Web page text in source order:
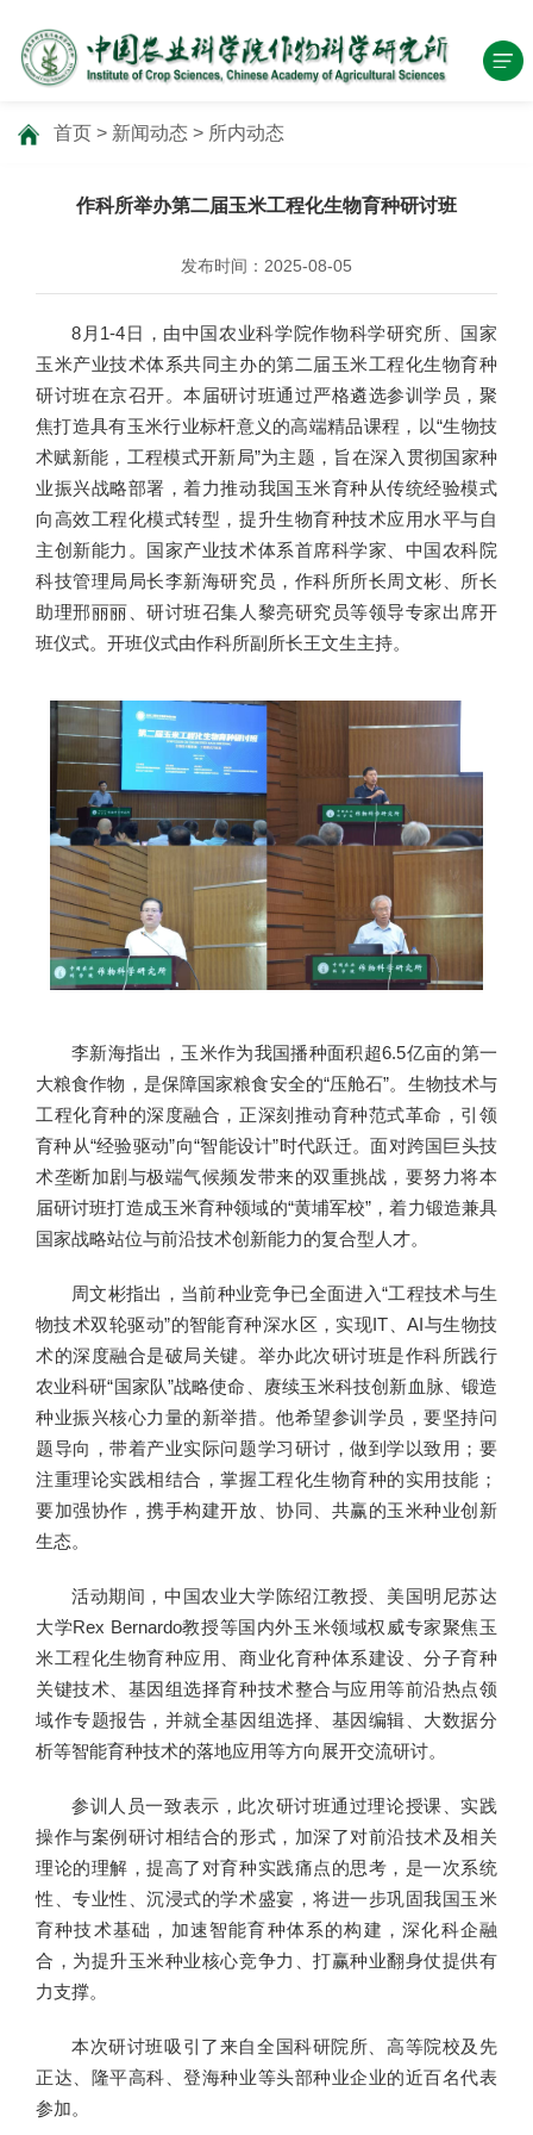
首页 > 新闻动态 > 所内动态
作科所举办第二届玉米工程化生物育种研讨班
发布时间：2025-08-05
8月1-4日，由中国农业科学院作物科学研究所、国家
玉米产业技术体系共同主办的第二届玉米工程化生物育种
研讨班在京召开。本届研讨班通过严格遴选参训学员，聚
焦打造具有玉米行业标杆意义的高端精品课程，以“生物技
术赋新能，工程模式开新局”为主题，旨在深入贯彻国家种
业振兴战略部署，着力推动我国玉米育种从传统经验模式
向高效工程化模式转型，提升生物育种技术应用水平与自
主创新能力。国家产业技术体系首席科学家、中国农科院
科技管理局局长李新海研究员，作科所所长周文彬、所长
助理邢丽丽、研讨班召集人黎亮研究员等领导专家出席开
班仪式。开班仪式由作科所副所长王文生主持。
李新海指出，玉米作为我国播种面积超6.5亿亩的第一
大粮食作物，是保障国家粮食安全的“压舱石”。生物技术与
工程化育种的深度融合，正深刻推动育种范式革命，引领
育种从“经验驱动”向“智能设计”时代跃迁。面对跨国巨头技
术垄断加剧与极端气候频发带来的双重挑战，要努力将本
届研讨班打造成玉米育种领域的“黄埔军校”，着力锻造兼具
国家战略站位与前沿技术创新能力的复合型人才。
周文彬指出，当前种业竞争已全面进入“工程技术与生
物技术双轮驱动”的智能育种深水区，实现IT、AI与生物技
术的深度融合是破局关键。举办此次研讨班是作科所践行
农业科研“国家队”战略使命、赓续玉米科技创新血脉、锻造
种业振兴核心力量的新举措。他希望参训学员，要坚持问
题导向，带着产业实际问题学习研讨，做到学以致用；要
注重理论实践相结合，掌握工程化生物育种的实用技能；
要加强协作，携手构建开放、协同、共赢的玉米种业创新
生态。
活动期间，中国农业大学陈绍江教授、美国明尼苏达
大学Rex Bernardo教授等国内外玉米领域权威专家聚焦玉
米工程化生物育种应用、商业化育种体系建设、分子育种
关键技术、基因组选择育种技术整合与应用等前沿热点领
域作专题报告，并就全基因组选择、基因编辑、大数据分
析等智能育种技术的落地应用等方向展开交流研讨。
参训人员一致表示，此次研讨班通过理论授课、实践
操作与案例研讨相结合的形式，加深了对前沿技术及相关
理论的理解，提高了对育种实践痛点的思考，是一次系统
性、专业性、沉浸式的学术盛宴，将进一步巩固我国玉米
育种技术基础，加速智能育种体系的构建，深化科企融
合，为提升玉米种业核心竞争力、打赢种业翻身仗提供有
力支撑。
本次研讨班吸引了来自全国科研院所、高等院校及先
正达、隆平高科、登海种业等头部种业企业的近百名代表
参加。